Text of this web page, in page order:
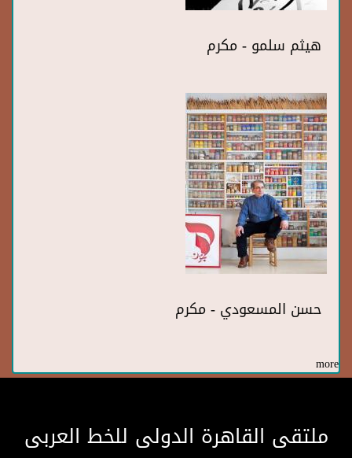
هيثم سلمو - مكرم
حسن المسعودي - مكرم
more
ملتقى القاهرة الدولى للخط العربى